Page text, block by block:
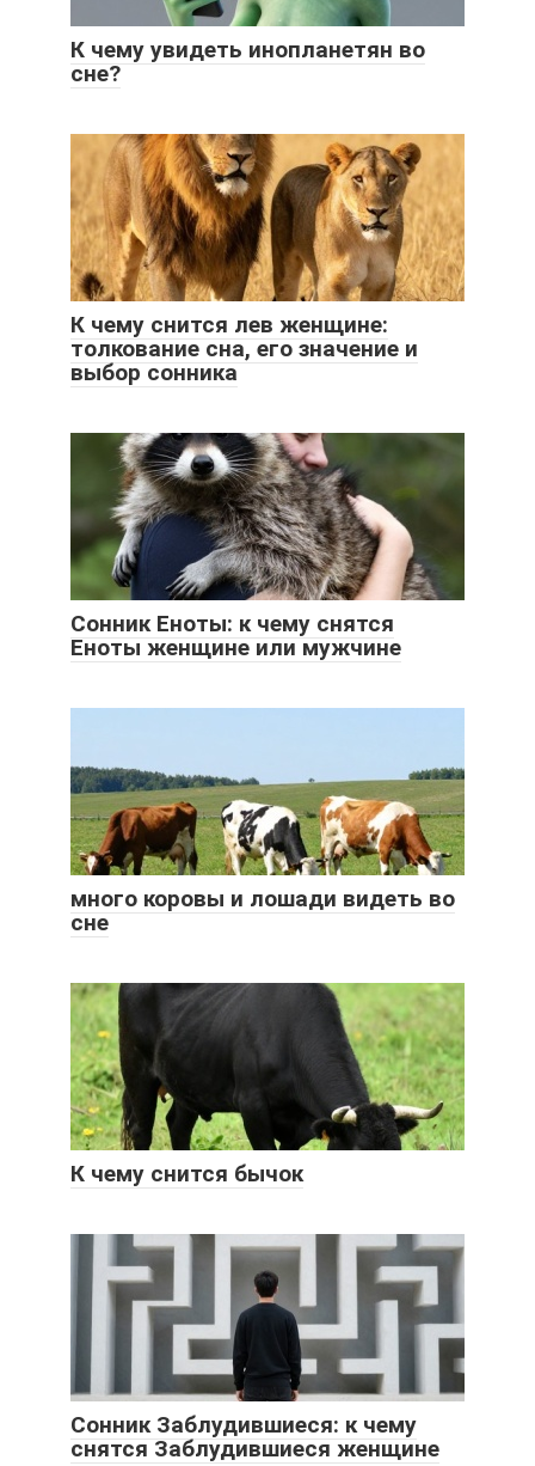
К чему увидеть инопланетян во
сне?
К чему снится лев женщине:
толкование сна, его значение и
выбор сонника
Сонник Еноты: к чему снятся
Еноты женщине или мужчине
много коровы и лошади видеть во
сне
К чему снится бычок
Сонник Заблудившиеся: к чему
снятся Заблудившиеся женщине